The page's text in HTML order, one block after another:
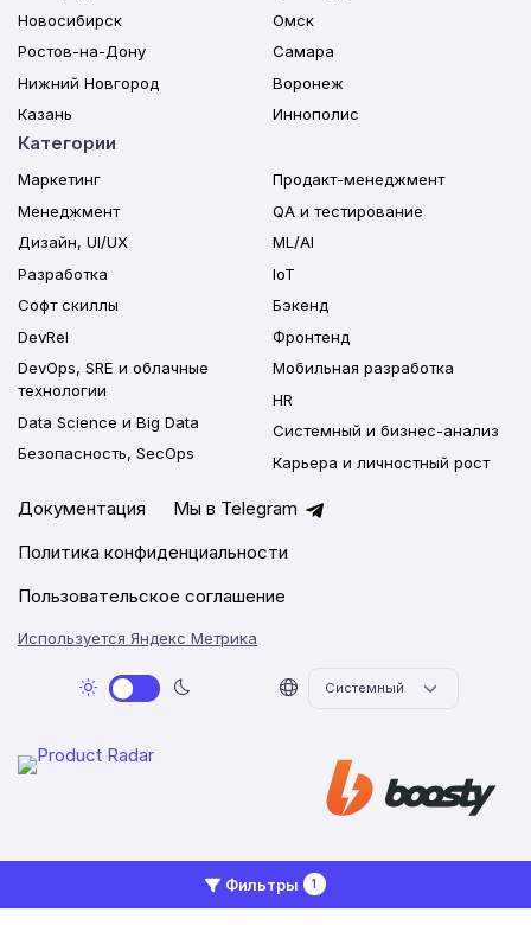
Фильтры 1
Новосибирск
Ростов-на-Дону
Нижний Новгород
Казань
Омск
Самара
Воронеж
Иннополис
Категории
Маркетинг
Менеджмент
Дизайн, UI/UX
Разработка
Софт скиллы
DevRel
DevOps, SRE и облачные
технологии
Data Science и Big Data
Безопасность, SecOps
Продакт-менеджмент
QA и тестирование
ML/AI
IoT
Бэкенд
Фронтенд
Мобильная разработка
HR
Системный и бизнес-анализ
Карьера и личностный рост
Документация
Мы в Telegram
Политика конфиденциальности
Пользовательское соглашение
Используется Яндекс Метрика
2026 © Networkly.app